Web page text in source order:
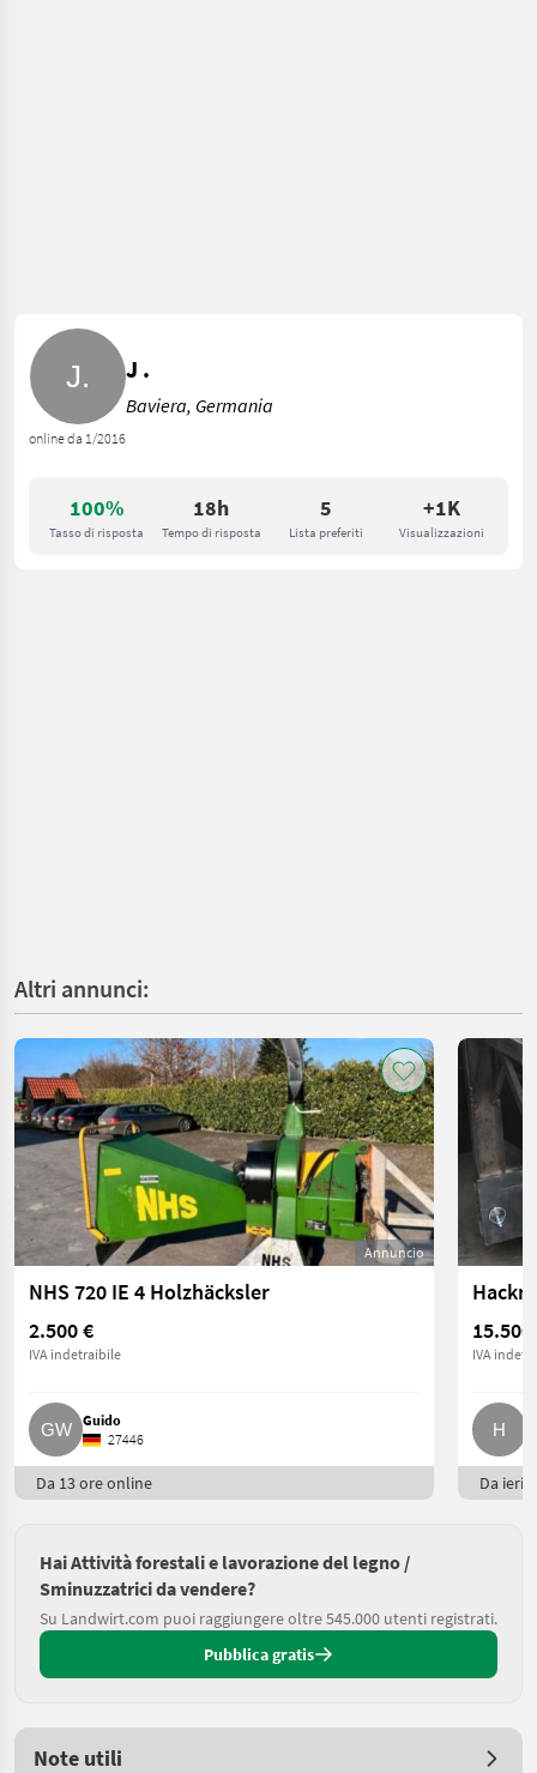
100%
Tasso di risposta
18h
Tempo di risposta
5
Lista preferiti
+1K
Visualizzazioni
online da 1/2016
J .
Baviera, Germania
Altri annunci:
Annuncio
NHS 720 IE 4 Holzhäcksler
2.500 €
IVA indetraibile
Guido
27446
Da 13 ore online
15.500
IVA
Da ieri
Hai Attività forestali e lavorazione del legno /
Sminuzzatrici da vendere?
Su Landwirt.com puoi raggiungere oltre 545.000 utenti registrati.
Pubblica gratis
Note utili